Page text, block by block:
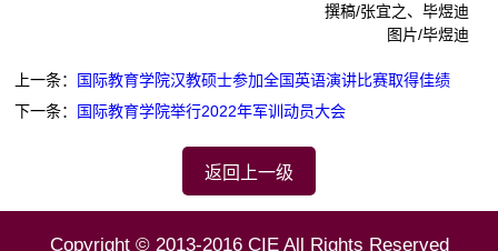
撰稿/张宜之、毕煜迪
图片/毕煜迪
上一条： 国际教育学院汉教硕士参加全国英语演讲比赛取得佳绩
下一条： 国际教育学院举行2022年军训动员大会
返回上一级
Copyright © 2013-2016 CIE All Rights Reserved